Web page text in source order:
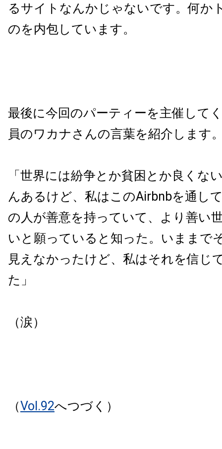
るサイトなんかじゃないです。何か
のを内包しています。
最後に今回のパーティーを主催して
員のワカナさんの言葉を紹介します
「世界には紛争とか貧困とか良くな
んあるけど、私はこのAirbnbを通し
の人が善意を持っていて、より善い
いと願っていると知った。いままで
見えなかったけど、私はそれを信じ
た」
（涙）
（Vol.92へつづく）